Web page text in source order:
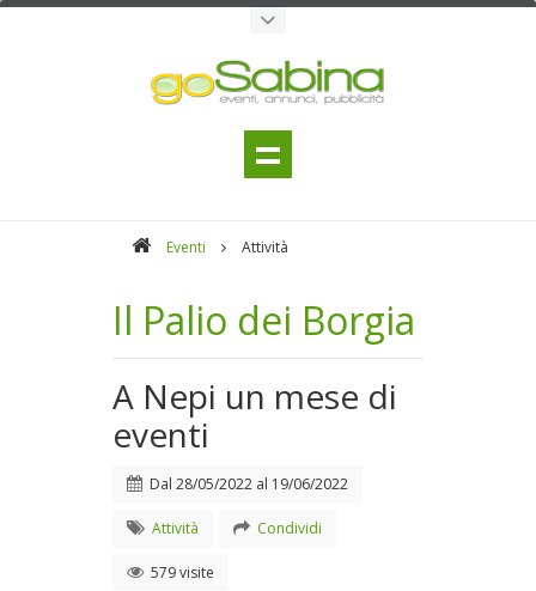
Eventi Attività
Il Palio dei Borgia
A Nepi un mese di
eventi
Dal 28/05/2022 al 19/06/2022
Attività Condividi
579 visite